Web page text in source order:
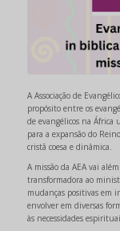
A Associação de
propósito entre os
de evangélicos na África
para a expansão do
cristã coesa e dinâmica.
A missão da AEA vai
transformadora ao
mudanças positivas em
envolver em diversas
às necessidades